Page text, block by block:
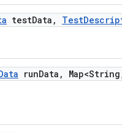
testData , Test
runData , Map<String